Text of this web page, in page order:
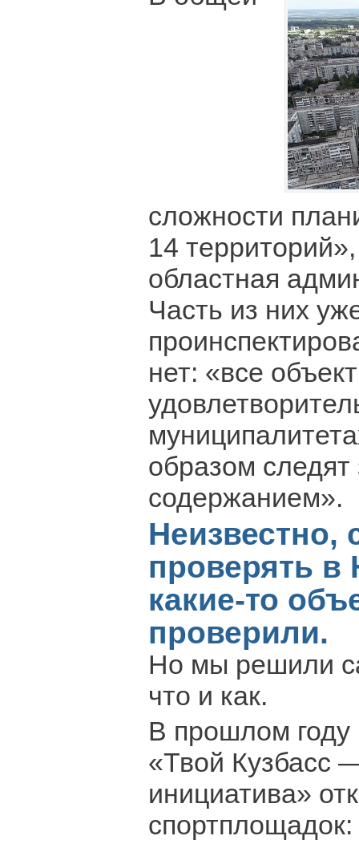
сложности
14
областная
Часть из них
нет: «все
образом следят
содержанием».
Неизвестно,
проверять в
какие-то
проверили.
Но мы решили
что и как.
В прошлом году
«Твой Кузбасс
инициатива»
спортплощадок: